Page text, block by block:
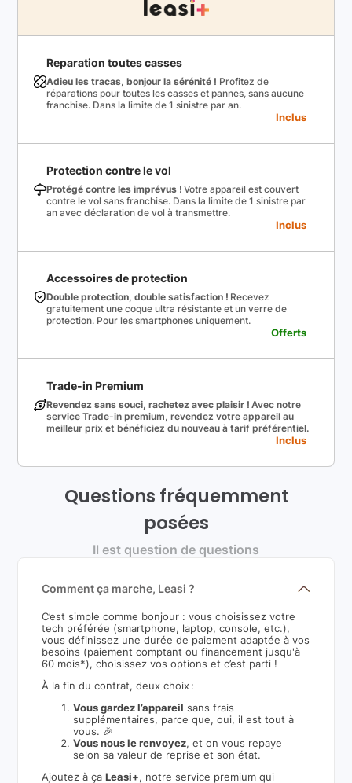
Reparation toutes casses
Adieu les tracas, bonjour la sérénité ! Profitez de
réparations pour toutes les casses et pannes, sans aucune
franchise. Dans la limite de 1 sinistre par an.
Inclus
Protection contre le vol
Protégé contre les imprévus ! Votre appareil est couvert
contre le vol sans franchise. Dans la limite de 1 sinistre par
an avec déclaration de vol à transmettre.
Inclus
Accessoires de protection
Double protection, double satisfaction ! Recevez
gratuitement une coque ultra résistante et un verre de
protection. Pour les smartphones uniquement.
Offerts
Trade-in Premium
Revendez sans souci, rachetez avec plaisir ! Avec notre
service Trade-in premium, revendez votre appareil au
meilleur prix et bénéficiez du nouveau à tarif préférentiel.
Inclus
Questions fréquemment
posées
Il est question de questions
Comment ça marche, Leasi ?
C’est simple comme bonjour : vous choisissez votre
tech préférée (smartphone, laptop, console, etc.),
vous définissez une durée de paiement adaptée à vos
besoins (paiement comptant ou financement jusqu'à
60 mois*), choisissez vos options et c’est parti !
À la fin du contrat, deux choix :
Vous gardez l’appareil sans frais
supplémentaires, parce que, oui, il est tout à
vous. 🎉
Vous nous le renvoyez, et on vous repaye
selon sa valeur de reprise et son état.
Ajoutez à ça Leasi+, notre service premium qui